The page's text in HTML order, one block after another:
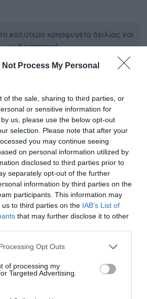
Not Process My Personal
of the sale, sharing to third parties, or
or sensitive information for
us, please use the below opt-out
selection. Please note that after your
you may continue seeing
on personal information utilized by
disclosed to third parties prior to
separately opt-out of the further
information by third parties on the
participants. This information may
to third parties on the IAB’s List of
that may further disclose it to other
Opt Outs
of processing my
Targeted Advertising.
καλύτερο κρησφύγετο δειλίας και
χυδαιότητας!
η πυροσβεστικη προστιμο στο